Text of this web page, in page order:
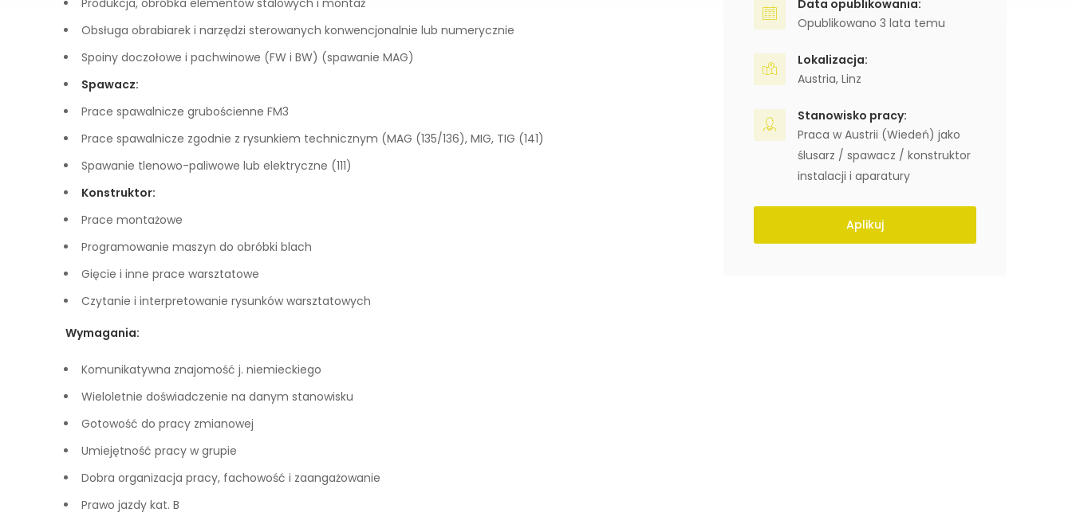
Produkcja, obróbka elementów stalowych i montaż
Obsługa obrabiarek i narzędzi sterowanych konwencjonalnie lub numerycznie
Spoiny doczołowe i pachwinowe (FW i BW) (spawanie MAG)
Spawacz:
Prace spawalnicze grubościenne FM3
Prace spawalnicze zgodnie z rysunkiem technicznym (MAG (135/136), MIG, TIG (141)
Spawanie tlenowo-paliwowe lub elektryczne (111)
Konstruktor:
Prace montażowe
Programowanie maszyn do obróbki blach
Gięcie i inne prace warsztatowe
Czytanie i interpretowanie rysunków warsztatowych
Wymagania:
Komunikatywna znajomość j. niemieckiego
Wieloletnie doświadczenie na danym stanowisku
Gotowość do pracy zmianowej
Umiejętność pracy w grupie
Dobra organizacja pracy, fachowość i zaangażowanie
Prawo jazdy kat. B
Data opublikowania:
Opublikowano 3 lata temu
Lokalizacja:
Austria, Linz
Stanowisko pracy:
Praca w Austrii (Wiedeń) jako
ślusarz / spawacz / konstruktor
instalacji i aparatury
Aplikuj